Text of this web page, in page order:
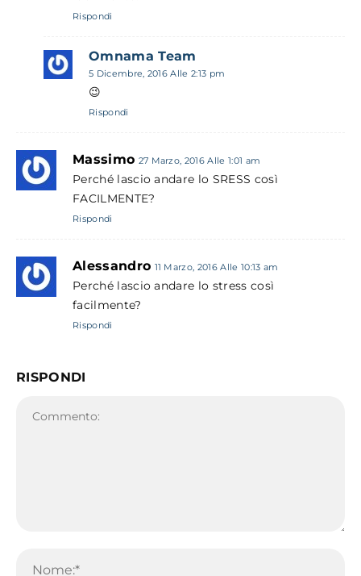
Rispondi
Omnama Team
5 Dicembre, 2016 Alle 2:13 pm
😉
Rispondi
Massimo 27 Marzo, 2016 Alle 1:01 am
Perché lascio andare lo SRESS così
FACILMENTE?
Rispondi
Alessandro 11 Marzo, 2016 Alle 10:13 am
Perché lascio andare lo stress così
facilmente?
Rispondi
RISPONDI